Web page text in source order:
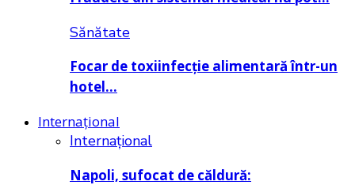
Sănătate
Focar de toxiinfecție alimentară într-un
hotel…
Internațional
Internațional
Napoli, sufocat de căldură: